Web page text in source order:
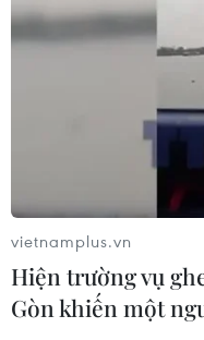
Bình Phước:
cảnh sát để bỏ
Sau gần 20km truy
Vĩnh, huyện Phú Giáo,
vietnamplus.vn
Hiện trường vụ
Gòn khiến một